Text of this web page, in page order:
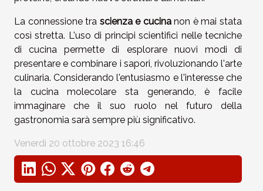
La connessione tra scienza e cucinanon è mai stata
così stretta. L'uso di principi scientifici nelle tecniche
di cucina permette di esplorare nuovi modi di
presentare e combinare i sapori, rivoluzionando l'arte
culinaria. Considerando l'entusiasmo e l'interesse che
la cucina molecolare sta generando, è facile
immaginare che il suo ruolo nel futuro della
gastronomia sarà sempre più significativo.
Venerdì 20 ottobre 2023 16:46